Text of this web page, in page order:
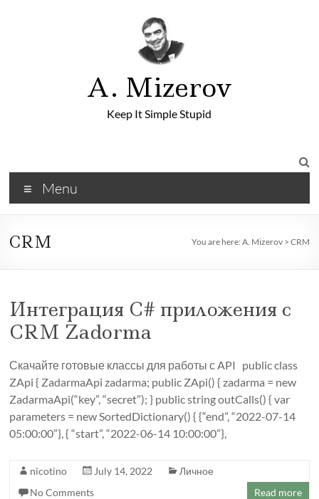
A. Mizerov
Keep It Simple Stupid
Menu
CRM You are here: A. Mizerov> CRM
Интеграция C# приложения с
CRM Zadorma
Скачайте готовые классы для работы с API public class
ZApi { ZadarmaApi zadarma; public ZApi() { zadarma = new
ZadarmaApi(“key”, “secret”); } public string outCalls() { var
parameters = new SortedDictionary() { {“end”, “2022-07-14
05:00:00”}, { “start”, “2022-06-14 10:00:00”},
nicotino July 14, 2022
Личное
No Comments
Read more